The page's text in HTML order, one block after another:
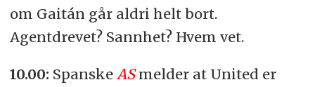
om Gaitán går aldri helt bort.
Agentdrevet? Sannhet? Hvem vet.
10.00: Spanske ASmelder at United er